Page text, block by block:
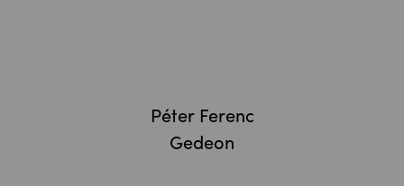
Péter Ferenc
Gedeon